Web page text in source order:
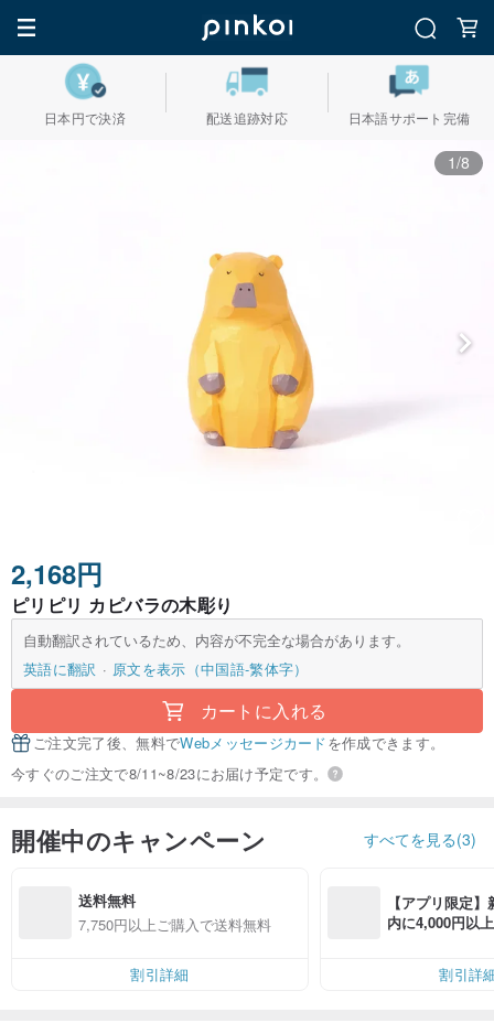
日本円で決済 配送追跡対応 日本語サポート完備
1/8
2,168円
ピリピリ カピバラの木彫り
自動翻訳されているため、内容が不完全な場合があります。
英語に翻訳
原文を表示（中国語-繁体字）
カートに入れる
ご注文完了後、無料でWebメッセージカードを作成できます。
今すぐのご注文で8/11~8/23にお届け予定です。
開催中のキャンペーン すべてを見る(3)
送料無料
7,750円以上ご購入で送料無料
割引詳細
【アプリ限定
内に4,000円以
割引詳